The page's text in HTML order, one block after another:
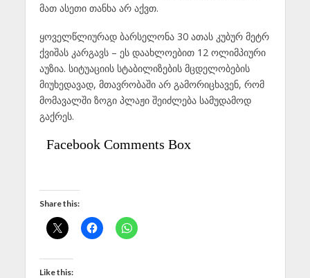
მათ ასეთი თანხა არ აქვთ.
ყოველწლიურად ბარსელონა 30 ათას კუბურ მეტრ
ქვიშას კარგავს – ეს დაახლოებით 12 ოლიმპიური
აუზია. სიტუაციის სტაბილიზების მცდელობების
მიუხედავად, მთავრობაში არ გამორიცხავენ, რომ
მომავალში ზოგი პლაჟი შეიძლება სამუდამოდ
გაქრეს.
Facebook Comments Box
Share this:
Like this: